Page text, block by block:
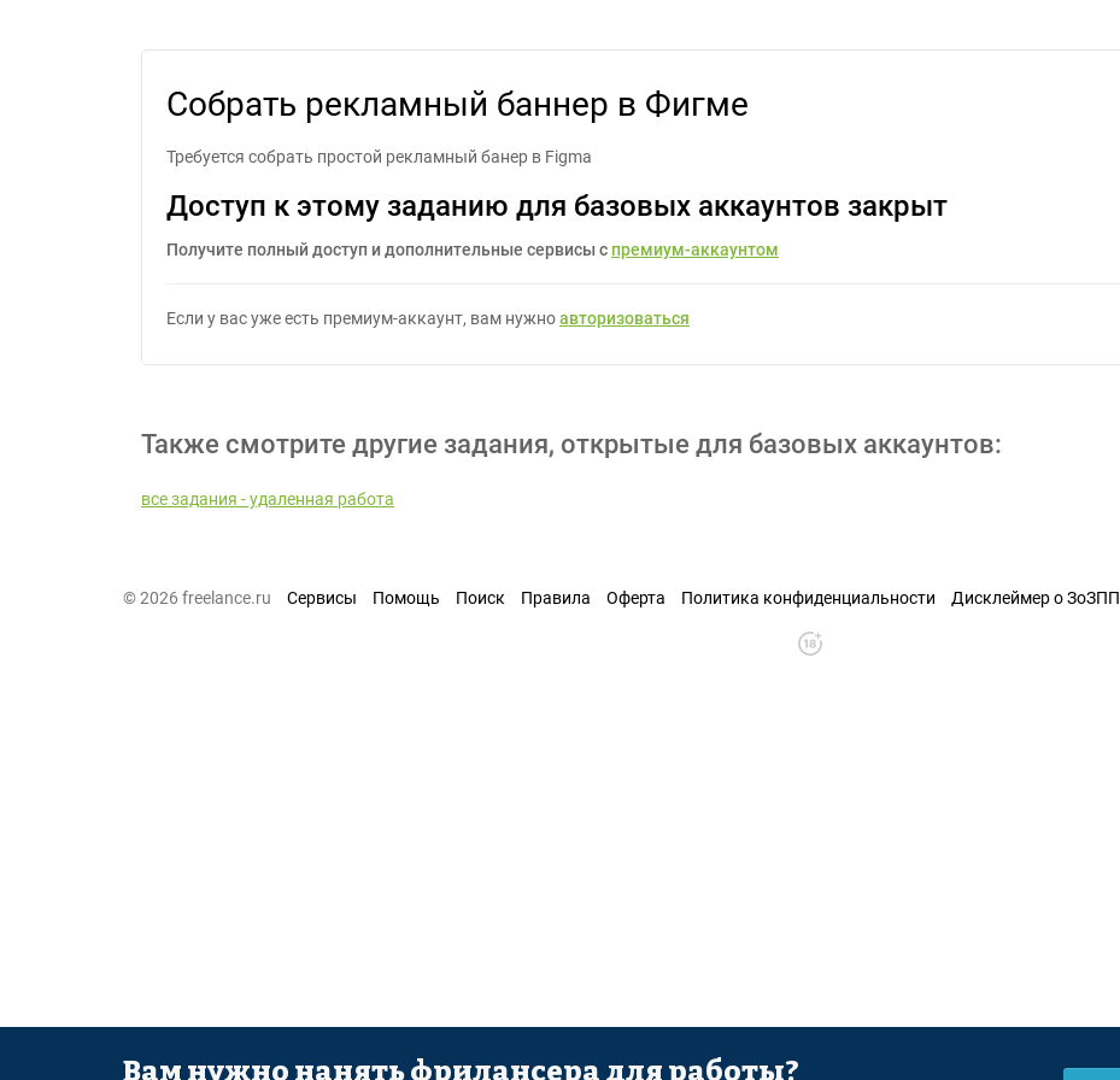
Собрать рекламный баннер в Фигме
Требуется собрать простой рекламный банер в Figma
Доступ к этому заданию для базовых аккаунтов закрыт
Получите полный доступ и дополнительные сервисы с премиум-аккаунтом
Если у вас уже есть премиум-аккаунт, вам нужноавторизоваться
Также смотрите другие задания, открытые для базовых аккаунтов:
все задания - удаленная работа
© 2026 freelance.ru Сервисы Помощь Поиск Правила Оферта Политика конфиденциальности Дисклеймер о ЗоЗПП
Вам нужно нанять фрилансера для работы?